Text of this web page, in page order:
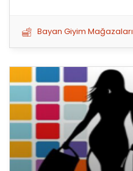
Bayan Giyim Mağazaları